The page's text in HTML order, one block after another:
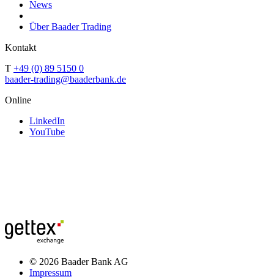
News
Über Baader Trading
Kontakt
T +49 (0) 89 5150 0
baader-trading@baaderbank.de
Online
LinkedIn
YouTube
© 2026 Baader Bank AG
Impressum